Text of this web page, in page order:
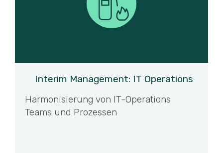
Interim Management: IT Operations
Harmonisierung von IT-Operations
Teams und Prozessen